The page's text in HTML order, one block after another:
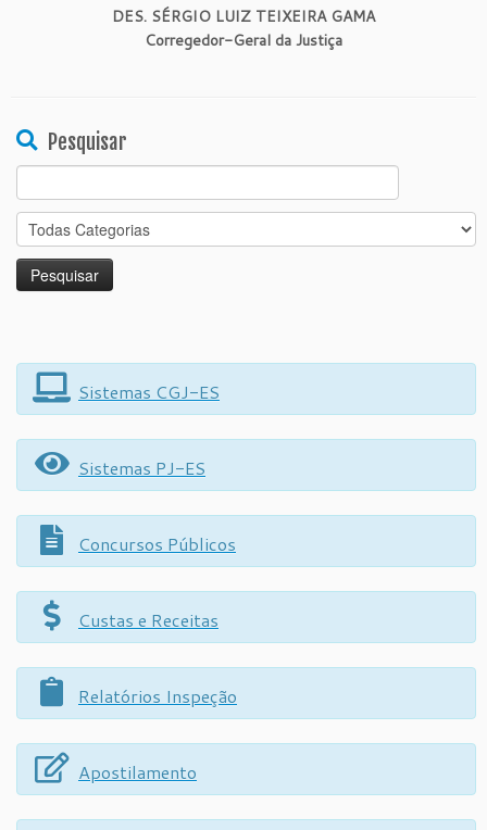
DES. SÉRGIO LUIZ TEIXEIRA GAMA
Corregedor-Geral da Justiça
Pesquisar
Search
for:
Sistemas CGJ-ES
Sistemas PJ-ES
Concursos Públicos
Custas e Receitas
Relatórios Inspeção
Apostilamento